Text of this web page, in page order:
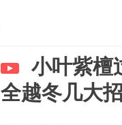
小叶紫檀
全越冬几大